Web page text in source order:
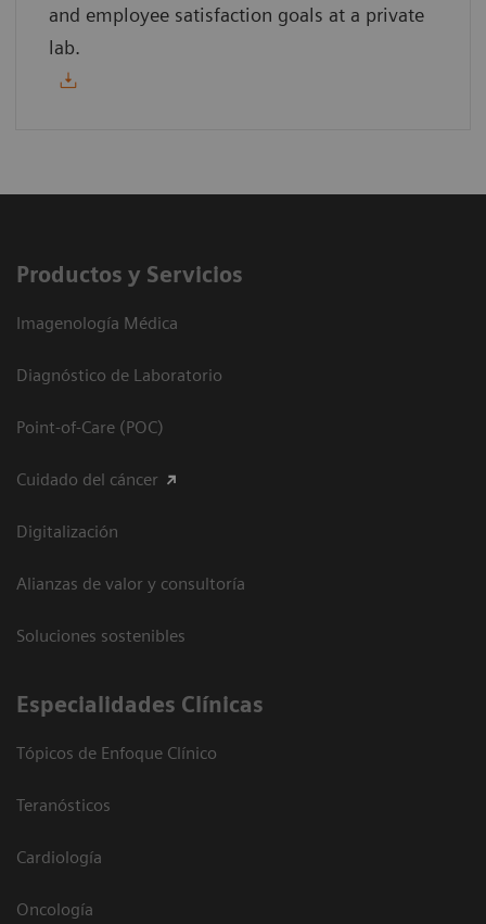
and employee satisfaction goals at a private
lab.
Productos y Servicios
Imagenología Médica
Diagnóstico de Laboratorio
Point-of-Care (POC)
Cuidado del cáncer
Digitalización
Alianzas de valor y consultoría
Soluciones sostenibles
Especialidades Clínicas
Tópicos de Enfoque Clínico
Teranósticos
Cardiología
Oncología